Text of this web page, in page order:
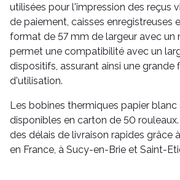
utilisées pour l'impression des reçus
de paiement, caisses enregistreuses
format de 57 mm de largeur avec un
permet une compatibilité avec un
dispositifs, assurant ainsi une grande
d'utilisation.
Les bobines thermiques papier
disponibles en carton de 50
des délais de livraison rapides grâce
en France, à Sucy-en-Brie et Saint-